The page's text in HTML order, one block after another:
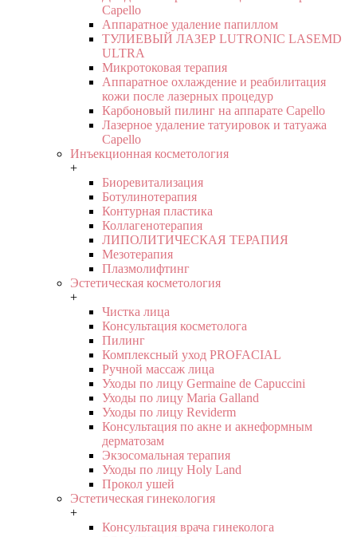
Capello
Аппаратное удаление папиллом
ТУЛИЕВЫЙ ЛАЗЕР LUTRONIC LASEMD
ULTRA
Микротоковая терапия
Аппаратное охлаждение и реабилитация
кожи после лазерных процедур
Карбоновый пилинг на аппарате Capello
Лазерное удаление татуировок и татуажа
Capello
Инъекционная косметология
+
Биоревитализация
Ботулинотерапия
Контурная пластика
Коллагенотерапия
ЛИПОЛИТИЧЕСКАЯ ТЕРАПИЯ
Мезотерапия
Плазмолифтинг
Эстетическая косметология
+
Чистка лица
Консультация косметолога
Пилинг
Комплексный уход PROFACIAL
Ручной массаж лица
Уходы по лицу Germaine de Capuccini
Уходы по лицу Maria Galland
Уходы по лицу Reviderm
Консультация по акне и акнеформным
дерматозам
Экзосомальная терапия
Уходы по лицу Holy Land
Прокол ушей
Эстетическая гинекология
+
Консультация врача гинеколога